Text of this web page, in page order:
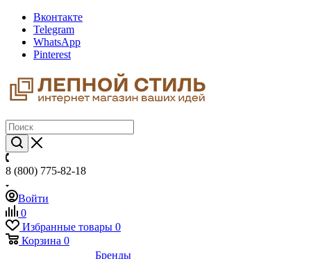
Вконтакте
Telegram
WhatsApp
Pinterest
8 (800) 775-82-18
Войти
0
Избранные товары 0
Корзина 0
Бренды